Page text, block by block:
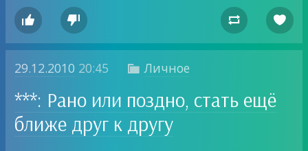
   
29.12.2010 20:45  Личное
***: Рано или поздно, стать ещё
ближе друг к другу